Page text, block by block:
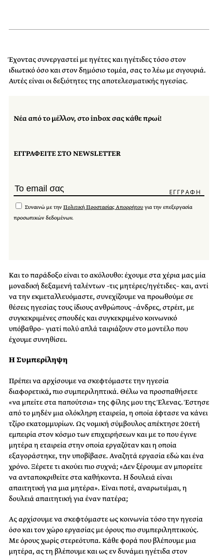
Έχοντας συνεργαστεί με ηγέτες και ηγέτιδες τόσο στον
ιδιωτικό όσο και στον δημόσιο τομέα, σας το λέω με σιγουριά.
Αυτές είναι οι δεξιότητες της αποτελεσματικής ηγεσίας.
Νέα από το μέλλον, στο inbox σας κάθε πρωί!
ΕΓΓΡΑΦΕΙΤΕ ΣΤΟ NEWSLETTER
Συναινώ με την Πολιτική Προστασίας Απορρήτου για την επεξεργασία
προσωπικών δεδομένων.
Και το παράδοξο είναι το ακόλουθο: έχουμε στα χέρια μας μία
μοναδική δεξαμενή ταλέντων –τις μητέρες/ηγέτιδες– και, αντί
να την εκμεταλλευόμαστε, συνεχίζουμε να προωθούμε σε
θέσεις ηγεσίας τους ίδιους ανθρώπους –άνδρες, στρέιτ, με
συγκεκριμένες σπουδές και συγκεκριμένο κοινωνικό
υπόβαθρο– γιατί πολύ απλά ταιριάζουν στο μοντέλο που
έχουμε συνηθίσει.
Η Συμπερίληψη
Πρέπει να αρχίσουμε να σκεφτόμαστε την ηγεσία
διαφορετικά,πιο συμπεριληπτικά. Θέλω να προσπαθήσετε
«να μπείτε στα παπούτσια» της φίλης μου της Έλενας. Έστησε
από το μηδέν μια ολόκληρη εταιρεία, η οποία έφτασε να κάνει
τζίρο εκατομμυρίων. Ως νομική σύμβουλος απέκτησε 20ετή
εμπειρία στον κόσμο των επιχειρήσεων και με το που έγινε
μητέρα η εταιρεία στην οποία εργαζόταν και η οποία
εξαγοράστηκε, την υποβίβασε. Αναζητά εργασία εδώ και ένα
χρόνο. Ξέρετε τι ακούει πιο συχνά; «Δεν ξέρουμε αν μπορείτε
να ανταποκριθείτε στα καθήκοντα. Η δουλειά είναι
απαιτητική για μια μητέρα». Είναι ποτέ, αναρωτιέμαι, η
δουλειά απαιτητική για έναν πατέρα;
Ας αρχίσουμε να σκεφτόμαστε ως κοινωνία τόσο την ηγεσία
όσο και τον χώρο εργασίας με όρους πιο συμπεριληπτικούς.
Με όρους χωρίς στερεότυπα. Κάθε φορά που βλέπουμε μια
μητέρα, ας τη βλέπουμε και ως εν δυνάμει ηγέτιδα στον